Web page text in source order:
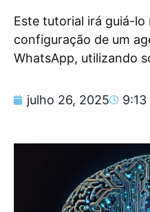
Este tutorial irá guiá-lo
configuração de um
WhatsApp, utilizando
julho 26, 2025 9:13